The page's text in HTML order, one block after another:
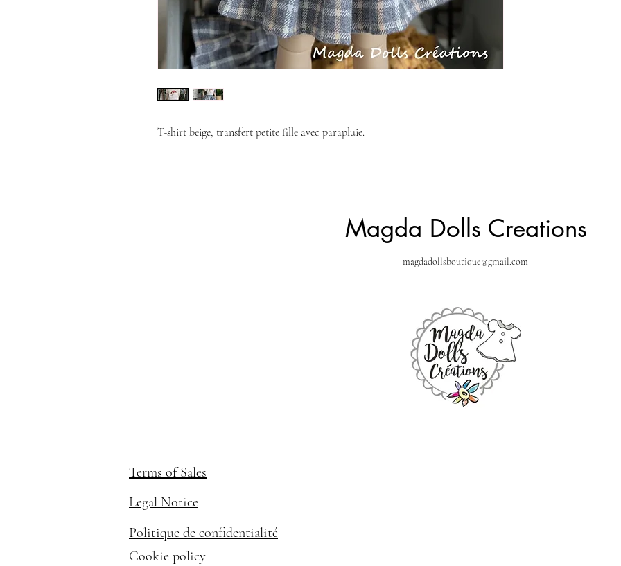
T-shirt beige, transfert petite fille avec parapluie.
Magda Dolls Creations
magdadollsboutique@gmail.com
Terms of Sales
Legal Notice
Politique de confidentialité
Cookie policy